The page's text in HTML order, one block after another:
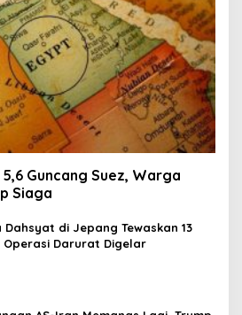
Guncang Suez, Warga
Siaga
Dahsyat di Jepang Tewaskan 13
Operasi Darurat Digelar